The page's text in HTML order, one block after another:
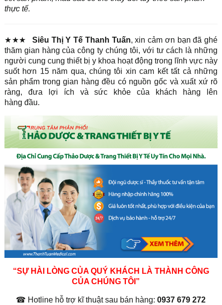
thực tế.
★★★ Siêu Thị Y Tế Thanh Tuấn, xin cảm ơn bạn đã ghé
thăm gian hàng của công ty chúng tôi, với tư cách là những
người cung cung thiết bị y khoa hoạt động trong lĩnh vực này
suốt hơn 15 năm qua, chúng tôi xin cam kết tất cả những
sản phẩm trong gian hàng đều có nguồn gốc và xuất xứ rõ
ràng, đưa lợi ích và sức khỏe của khách hàng lên
hàng đầu.
“SỰ HÀI LÒNG CỦA QUÝ KHÁCH LÀ THÀNH CÔNG
CỦA CHÚNG TÔI”
☎ Hotline hỗ trợ kĩ thuật sau bán hàng:0937 679 272